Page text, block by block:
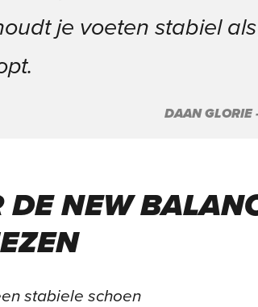
je voeten stabiel
DAAN GLORIE
NEW
stabiele schoen